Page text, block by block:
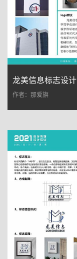
龙美信息标志设计
作者：那爱旗